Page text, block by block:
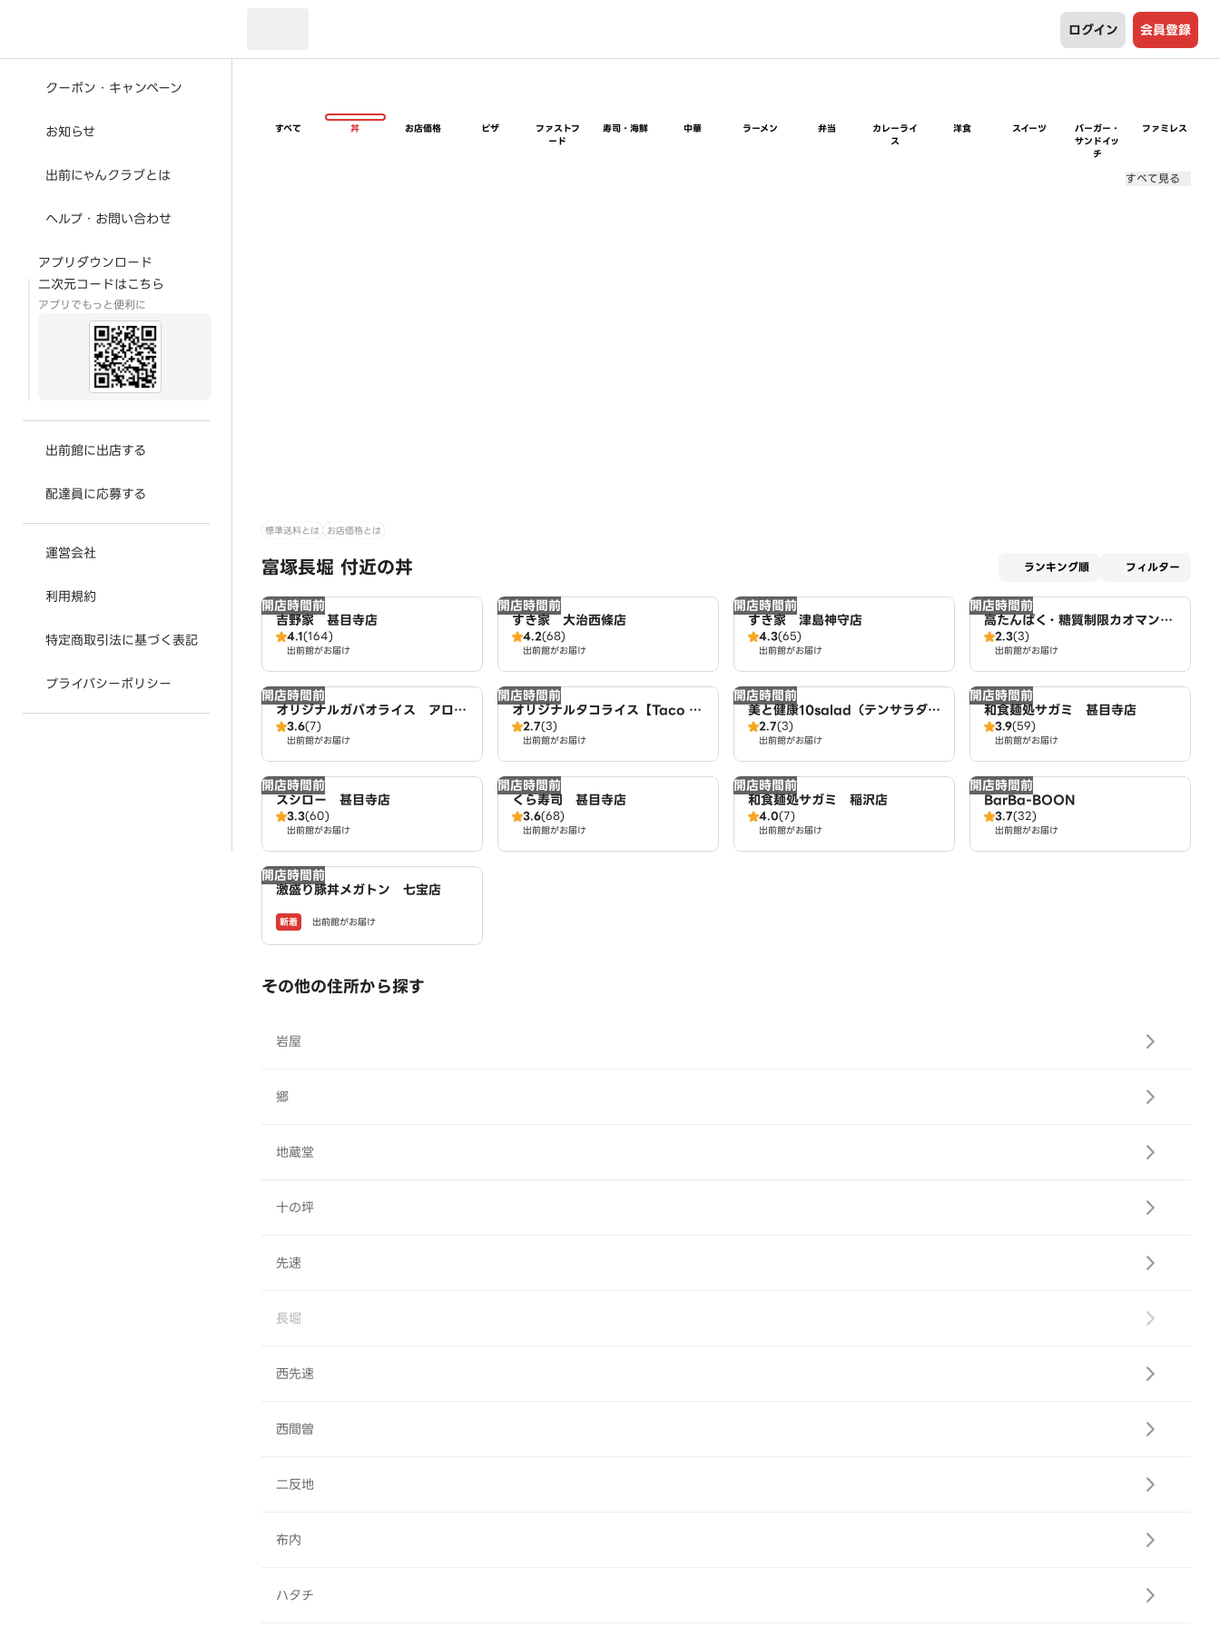
ログイン 会員登録
クーポン・キャンペーン
お知らせ
出前にゃんクラブとは
ヘルプ・お問い合わせ
アプリダウンロード
二次元コードはこちら
アプリでもっと便利に
出前館に出店する
配達員に応募する
運営会社
利用規約
特定商取引法に基づく表記
プライバシーポリシー
すべて 丼 お店価格 ピザ
ファストフ
ード
寿司・海鮮 中華 ラーメン 弁当
カレーライ
ス
洋食 スイーツ
バーガー・
サンドイッ
チ
ファミレス
すべて見る
標準送料とは お店価格とは
富塚長堀 付近の丼 ランキング順 フィルター
開店時間前
吉野家 甚目寺店
4.1(164)
出前館がお届け
開店時間前
すき家 大治西條店
4.2(68)
出前館がお届け
開店時間前
すき家 津島神守店
4.3(65)
出前館がお届け
開店時間前
高たんぱく・糖質制限カオマンガ
イ 東京鶏飯食堂 名古屋店
2.3(3)
出前館がお届け
開店時間前
オリジナルガパオライス アロ
イ・ガパオ 名古屋店
3.6(7)
出前館がお届け
開店時間前
オリジナルタコライス【Taco fe
liz】 名古屋店
2.7(3)
出前館がお届け
開店時間前
美と健康10salad（テンサラダ）
名古屋店
2.7(3)
出前館がお届け
開店時間前
和食麺処サガミ 甚目寺店
3.9(59)
出前館がお届け
開店時間前
スシロー 甚目寺店
3.3(60)
出前館がお届け
開店時間前
くら寿司 甚目寺店
3.6(68)
出前館がお届け
開店時間前
和食麺処サガミ 稲沢店
4.0(7)
出前館がお届け
開店時間前
BarBa-BOON
3.7(32)
出前館がお届け
開店時間前
激盛り豚丼メガトン 七宝店
新着 出前館がお届け
その他の住所から探す
岩屋
郷
地蔵堂
十の坪
先速
長堀
西先速
西間曽
二反地
布内
ハタチ